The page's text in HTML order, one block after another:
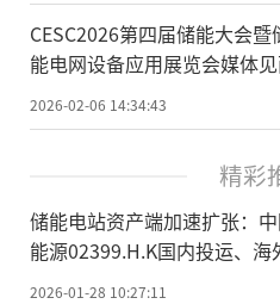
CESC2026第四届储能大会暨
能电网设备应用展览会媒体
2026-02-06 14:34:43
精彩
储能电站资产端加速扩张：
能源02399.H.K国内投运、海
步推进
2026-01-28 10:27:11